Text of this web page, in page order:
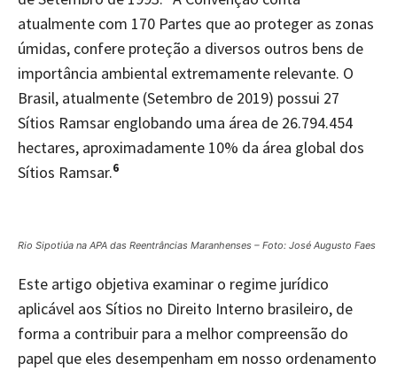
atualmente com 170 Partes que ao proteger as zonas
úmidas, confere proteção a diversos outros bens de
importância ambiental extremamente relevante. O
Brasil, atualmente (Setembro de 2019) possui 27
Sítios Ramsar englobando uma área de 26.794.454
hectares, aproximadamente 10% da área global dos
Sítios Ramsar.6
Rio Sipotiúa na APA das Reentrâncias Maranhenses – Foto: José Augusto Faes
Este artigo objetiva examinar o regime jurídico
aplicável aos Sítios no Direito Interno brasileiro, de
forma a contribuir para a melhor compreensão do
papel que eles desempenham em nosso ordenamento